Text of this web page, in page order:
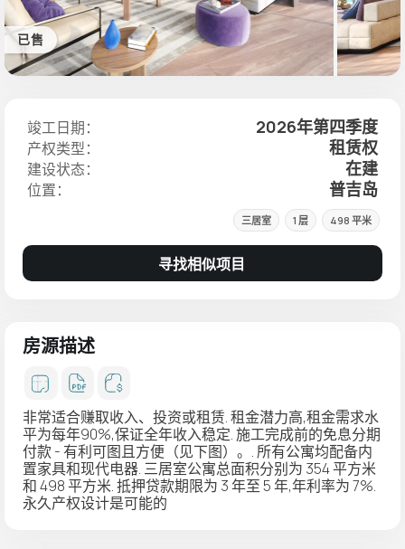
已售
竣工日期： 2026年第四季度
产权类型： 租赁权
建设状态： 在建
位置： 普吉岛
三居室 1 层 498 平米
寻找相似项目
房源描述
非常适合赚取收入、投资或租赁. 租金潜力高,租金需求水
平为每年90%,保证全年收入稳定. 施工完成前的免息分期
付款 - 有利可图且方便（见下图）。. 所有公寓均配备内
置家具和现代电器. 三居室公寓总面积分别为 354 平方米
和 498 平方米. 抵押贷款期限为 3 年至 5 年,年利率为 7%.
永久产权设计是可能的